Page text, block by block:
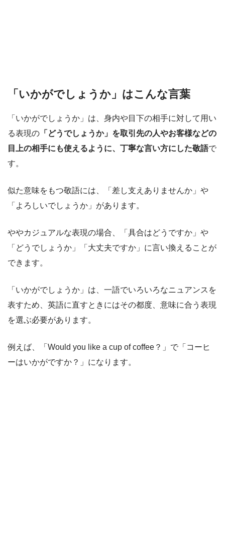
「いかがでしょうか」はこんな言葉
「いかがでしょうか」は、身内や目下の相手に対して用い
る表現の 「どうでしょうか」を取引先の人やお客様などの
目上の相手にも使えるように、丁寧な言い方にした敬語で
す。
似た意味をもつ敬語には、「差し支えありませんか」や
「よろしいでしょうか」があります。
ややカジュアルな表現の場合、「具合はどうですか」や
「どうでしょうか」「大丈夫ですか」に言い換えることが
できます。
「いかがでしょうか」は、一語でいろいろなニュアンスを
表すため、英語に直すときにはその都度、意味に合う表現
を選ぶ必要があります。
例えば、「Would you like a cup of coffee？」で「コーヒ
ーはいかがですか？」になります。